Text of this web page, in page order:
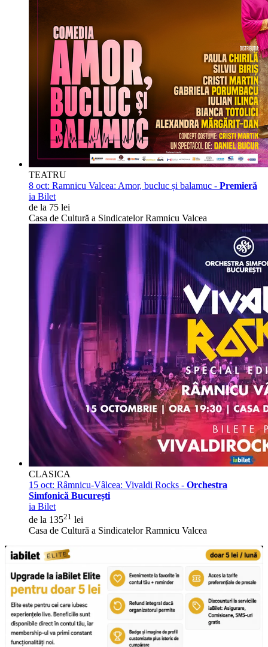
TEATRU
8 oct: Ramnicu Valcea: Amor, bucluc și balamuc - Premieră
ia Bilet
de la 75 lei
Casa de Cultură a Sindicatelor Ramnicu Valcea
CLASICA
15 oct: Râmnicu-Vâlcea: Vivaldi Rocks - Orchestra
Simfonică București
ia Bilet
de la 13521 lei
Casa de Cultură a Sindicatelor Ramnicu Valcea